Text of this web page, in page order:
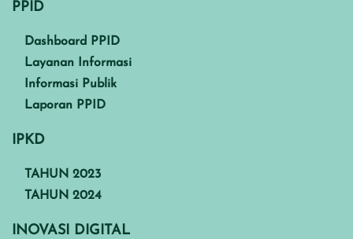
PPID
Dashboard PPID
Layanan Informasi
Informasi Publik
Laporan PPID
IPKD
TAHUN 2023
TAHUN 2024
INOVASI DIGITAL